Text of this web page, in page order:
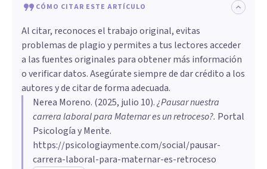
CÓMO CITAR ESTE ARTÍCULO
Al citar, reconoces el trabajo original, evitas
problemas de plagio y permites a tus lectores acceder
a las fuentes originales para obtener más información
o verificar datos. Asegúrate siempre de dar crédito a los
autores y de citar de forma adecuada.
Nerea Moreno. (2025, julio 10).¿Pausar nuestra
carrera laboral para Maternar es un retroceso?. Portal
Psicología y Mente.
https://psicologiaymente.com/social/pausar-
carrera-laboral-para-maternar-es-retroceso